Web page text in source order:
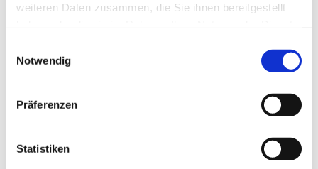
weiteren Daten zusammen, die Sie ihnen bereitgestellt
Notwendig
Präferenzen
Statistiken